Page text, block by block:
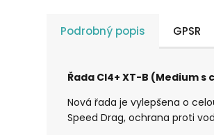
Podrobný popis GPSR
Řada CI4+ XT-B (Medium
Nová řada je vylepšena o
Speed Drag, ochrana proti